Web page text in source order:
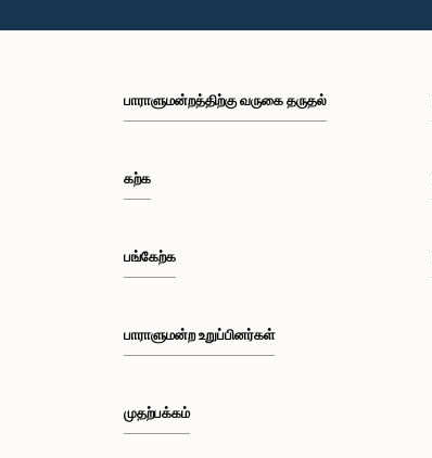
பாராளுமன்றத்திற்கு வருகை தருதல்
கற்க
பங்கேற்க
பாராளுமன்ற உறுப்பினர்கள்
முதற்பக்கம்